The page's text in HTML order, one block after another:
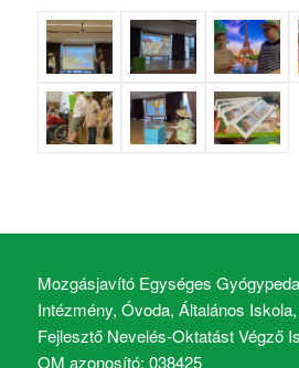
Mozgásjavító Egységes
Intézmény, Óvoda, Általános
Fejlesztő Nevelés-Oktatást Végző
OM azonosító: 038425